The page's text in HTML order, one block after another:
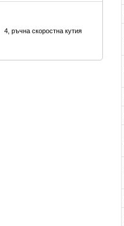
4, ръчна скоростна кутия